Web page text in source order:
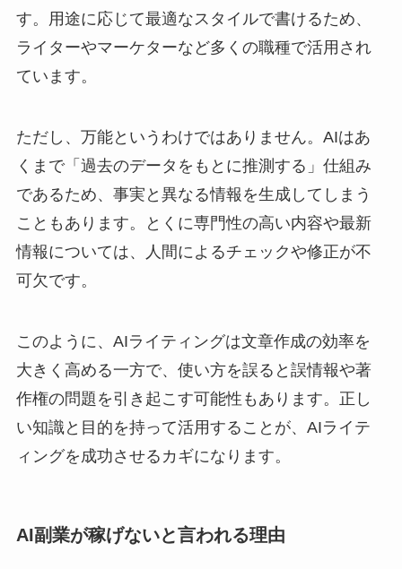
す。用途に応じて最適なスタイルで書けるため、
ライターやマーケターなど多くの職種で活用され
ています。
ただし、万能というわけではありません。AIはあ
くまで「過去のデータをもとに推測する」仕組み
であるため、事実と異なる情報を生成してしまう
こともあります。とくに専門性の高い内容や最新
情報については、人間によるチェックや修正が不
可欠です。
このように、AIライティングは文章作成の効率を
大きく高める一方で、使い方を誤ると誤情報や著
作権の問題を引き起こす可能性もあります。正し
い知識と目的を持って活用することが、AIライテ
ィングを成功させるカギになります。
AI副業が稼げないと言われる理由